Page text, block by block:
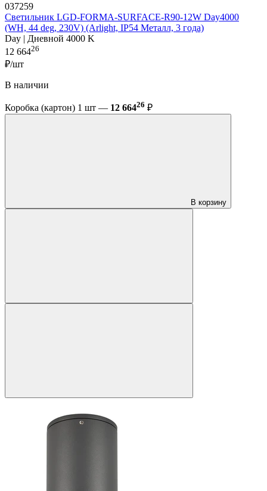
037259
Светильник LGD-FORMA-SURFACE-R90-12W Day4000
(WH, 44 deg, 230V) (Arlight, IP54 Металл, 3 года)
Day | Дневной 4000 K
12 66426
₽/шт
В наличии
Коробка (картон) 1 шт — 12 66426 ₽
В корзину